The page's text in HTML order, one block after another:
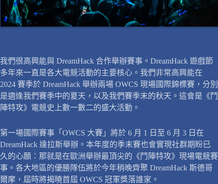
我們很高興能與 DreamHack 合作舉辦賽事。DreamHack 遊戲節
多年來一直是各大電競活動的主要核心。我們非常高興能在
2024 賽季於 DreamHack 舉辦兩場 OWCS 現場國際錦標賽，分別
是適逢我們賽季中的夏天，以及我們賽季末的秋天。這會是《鬥
陣特攻》電競史上數一數二的盛大活動。
第一場國際賽事「OWCS 大賽」將於 6 月 1 日至 6 月 3 日在
DreamHack 達拉斯舉辦。本年度的季末賽也會實現社群期盼已
久的心願：那就是在歐洲舉辦最頂尖的《鬥陣特攻》現場電競賽
事。各大地區的優勝隊伍將於今年稍晚齊聚 DreamHack 斯德哥
爾摩，屆時將揭曉首屆 OWCS 冠軍獎落誰家。